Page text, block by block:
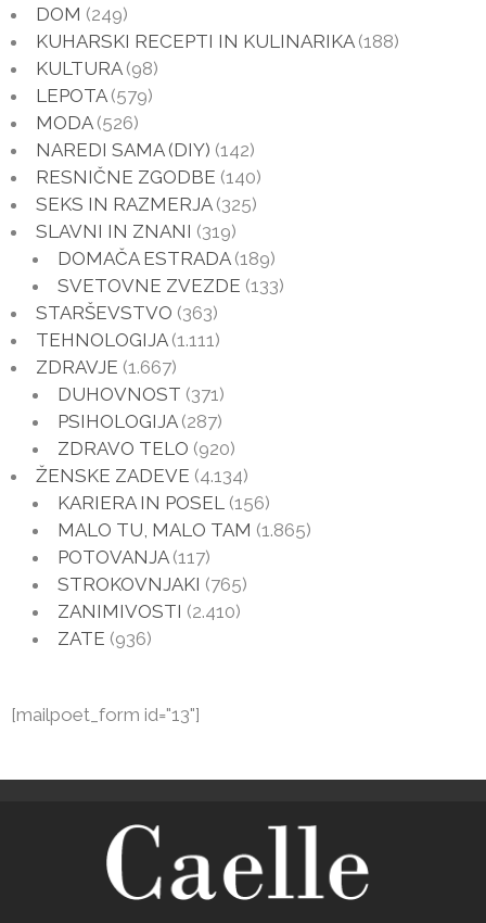
DOM (249)
KUHARSKI RECEPTI IN KULINARIKA(188)
KULTURA(98)
LEPOTA(579)
MODA(526)
NAREDI SAMA (DIY) (142)
RESNIČNE ZGODBE (140)
SEKS IN RAZMERJA(325)
SLAVNI IN ZNANI (319)
DOMAČA ESTRADA(189)
SVETOVNE ZVEZDE (133)
STARŠEVSTVO (363)
TEHNOLOGIJA(1.111)
ZDRAVJE (1.667)
DUHOVNOST (371)
PSIHOLOGIJA(287)
ZDRAVO TELO (920)
ŽENSKE ZADEVE (4.134)
KARIERA IN POSEL (156)
MALO TU, MALO TAM (1.865)
POTOVANJA(117)
STROKOVNJAKI (765)
ZANIMIVOSTI (2.410)
ZATE (936)
[mailpoet_form id="13"]